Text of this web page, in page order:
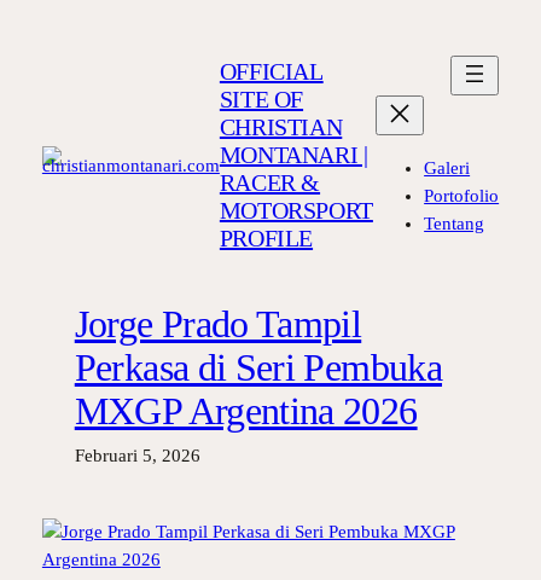
OFFICIAL
SITE OF
CHRISTIAN
MONTANARI |
RACER &
MOTORSPORT
PROFILE
Galeri
Portofolio
Tentang
Jorge Prado Tampil
Perkasa di Seri Pembuka
MXGP Argentina 2026
Februari 5, 2026